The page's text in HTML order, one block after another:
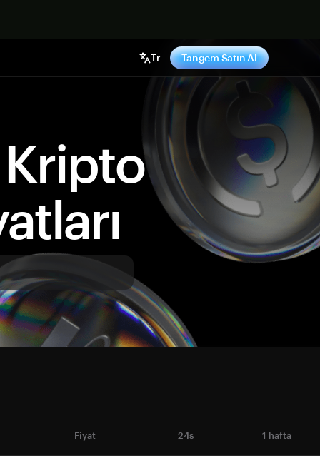
Tr Tangem Satın Al
Fiyat 24s 1 hafta